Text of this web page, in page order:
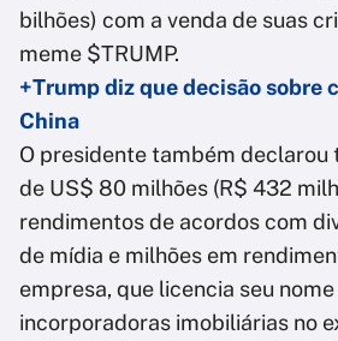
bilhões) com a venda de suas
meme $TRUMP.
+Trump diz que decisão sobre
China
O presidente também declarou
de US$ 80 milhões (R$ 432
rendimentos de acordos com
de mídia e milhões em
empresa, que licencia seu
incorporadoras imobiliárias no